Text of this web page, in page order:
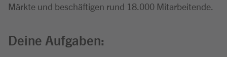
Märkte und beschäftigen rund 18.000 Mitarbeitende.
Deine Aufgaben: